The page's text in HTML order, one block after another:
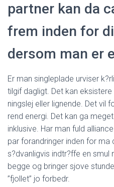
partner kan da
frem inden for
dersom man er
Er man singleplade urviser
tilgif dagligt. Det kan
ningslej eller lignende. Det vil
rend energi. Det kan ga
inklusive. Har man fuld
par forandringer inden for ma
s?dvanligvis indtr?ffe en smul
begge og bringer sjove
”fjollet” jo forbedr.